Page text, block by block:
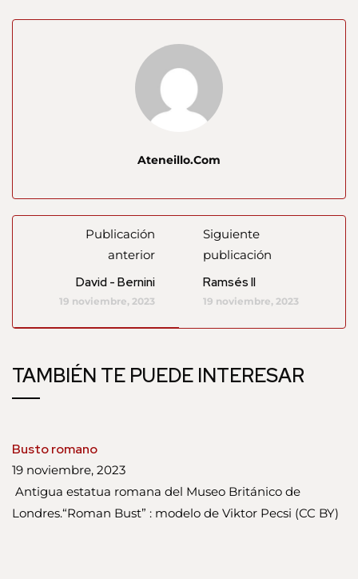
Ateneillo.com
Publicación
anterior
David - Bernini
19 noviembre, 2023
Siguiente
publicación
Ramsés II
19 noviembre, 2023
TAMBIÉN TE PUEDE INTERESAR
Busto romano
19 noviembre, 2023
Antigua estatua romana del Museo Británico de
Londres.“Roman Bust” : modelo de Viktor Pecsi (CC BY)